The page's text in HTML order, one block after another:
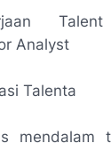
Analyst
Talenta
mendalam